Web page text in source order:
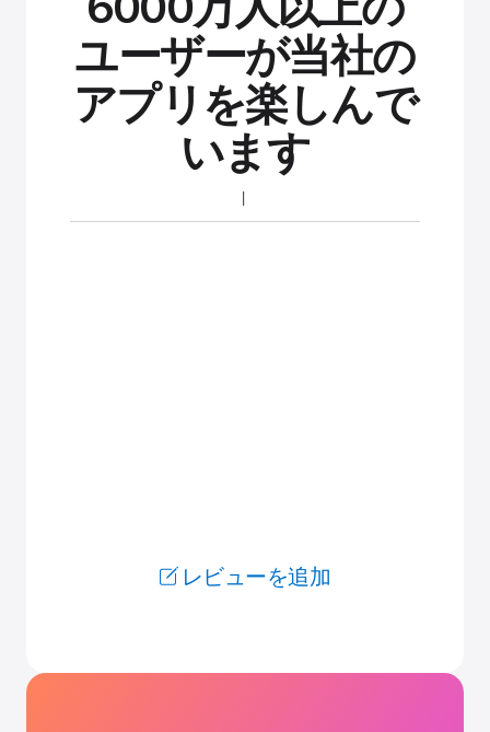
ユーザーが当社の
アプリを楽しんで
います
レビューを追加